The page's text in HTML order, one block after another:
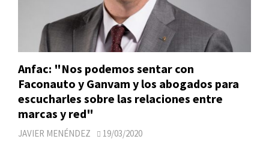
Anfac: "Nos podemos sentar con
Faconauto y Ganvam y los abogados para
escucharles sobre las relaciones entre
marcas y red"
JAVIER MENÉNDEZ 19/03/2020